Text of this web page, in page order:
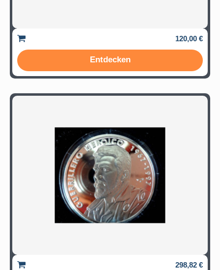
120,00 €
Entdecken
298,82 €